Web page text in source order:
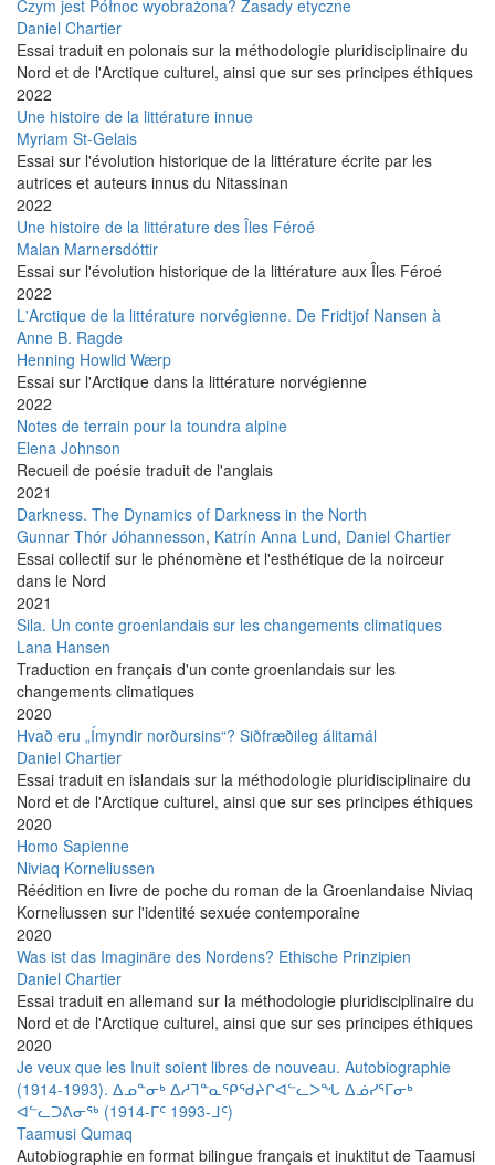
Czym jest Północ wyobrażona? Zasady etyczne
Daniel Chartier
Essai traduit en polonais sur la méthodologie pluridisciplinaire du
Nord et de l'Arctique culturel, ainsi que sur ses principes éthiques
2022
Une histoire de la littérature innue
Myriam St-Gelais
Essai sur l'évolution historique de la littérature écrite par les
autrices et auteurs innus du Nitassinan
2022
Une histoire de la littérature des Îles Féroé
Malan Marnersdóttir
Essai sur l'évolution historique de la littérature aux Îles Féroé
2022
L'Arctique de la littérature norvégienne. De Fridtjof Nansen à
Anne B. Ragde
Henning Howlid Wærp
Essai sur l'Arctique dans la littérature norvégienne
2022
Notes de terrain pour la toundra alpine
Elena Johnson
Recueil de poésie traduit de l'anglais
2021
Darkness. The Dynamics of Darkness in the North
Gunnar Thór Jóhannesson, Katrín Anna Lund, Daniel Chartier
Essai collectif sur le phénomène et l'esthétique de la noirceur
dans le Nord
2021
Sila. Un conte groenlandais sur les changements climatiques
Lana Hansen
Traduction en français d'un conte groenlandais sur les
changements climatiques
2020
Hvað eru „Ímyndir norðursins“? Siðfræðileg álitamál
Daniel Chartier
Essai traduit en islandais sur la méthodologie pluridisciplinaire du
Nord et de l'Arctique culturel, ainsi que sur ses principes éthiques
2020
Homo Sapienne
Niviaq Korneliussen
Réédition en livre de poche du roman de la Groenlandaise Niviaq
Korneliussen sur l'identité sexuée contemporaine
2020
Was ist das Imaginäre des Nordens? Ethische Prinzipien
Daniel Chartier
Essai traduit en allemand sur la méthodologie pluridisciplinaire du
Nord et de l'Arctique culturel, ainsi que sur ses principes éthiques
2020
Je veux que les Inuit soient libres de nouveau. Autobiographie
(1914-1993). ᐃᓄᓐᓂᒃ ᐃᓱᒣᓐᓇᕿᖁᔨᒋᐊᓪᓚᐳᖓ ᐃᓅᓯᕐᒥᓂᒃ
ᐊᓪᓚᑐᕕᓂᖅ (1914-ᒥᑦ 1993-ᒧᑦ)
Taamusi Qumaq
Autobiographie en format bilingue français et inuktitut de Taamusi